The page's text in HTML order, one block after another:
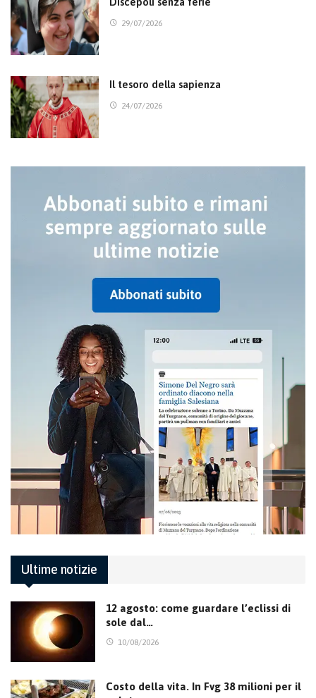
29/07/2026
Il tesoro della sapienza
24/07/2026
Ultime notizie
12 agosto: come guardare l’eclissi di
sole dal…
10/08/2026
Costo della vita. In Fvg 38 milioni per il